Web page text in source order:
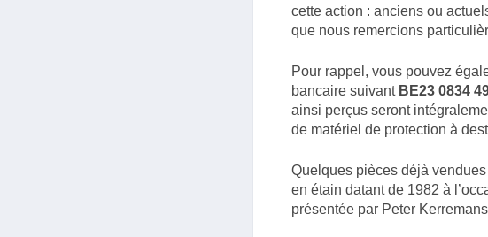
cette action : anciens ou
que nous remercions
Pour rappel, vous pouvez
bancaire suivant BE23 0834
ainsi perçus seront
de matériel de protection à
Quelques pièces déjà
en étain datant de 1982 à
présentée par Peter